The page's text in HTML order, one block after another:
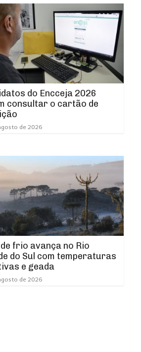
do Encceja 2026
consultar o cartão de
de 2026
de frio avança no Rio
do Sul com temperaturas
e geada
de 2026